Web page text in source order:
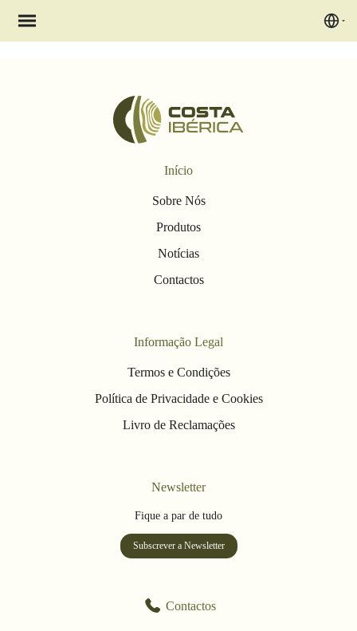
Início
Sobre Nós
Produtos
Notícias
Contactos
Informação Legal
Termos e Condições
Política de Privacidade e Cookies
Livro de Reclamações
Newsletter
Fique a par de tudo
Subscrever a Newsletter
Contactos